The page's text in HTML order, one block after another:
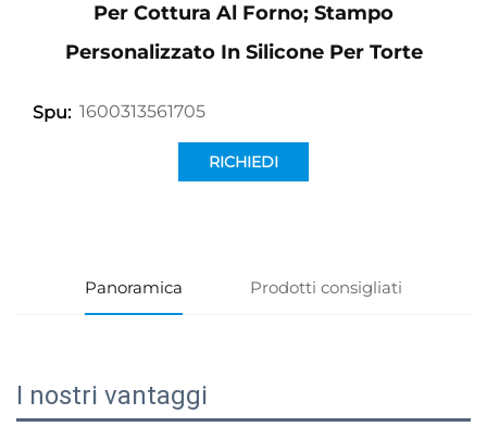
Per Cottura Al Forno; Stampo
Personalizzato In Silicone Per Torte
Spu: 1600313561705
RICHIEDI
Panoramica Prodotti consigliati
I nostri vantaggi